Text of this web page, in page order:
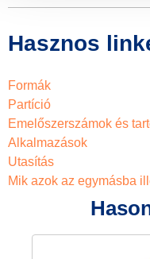
Hasznos
Formák
Partíció
Emelőszerszámok és
Alkalmazások
Utasítás
Mik azok az egymásba